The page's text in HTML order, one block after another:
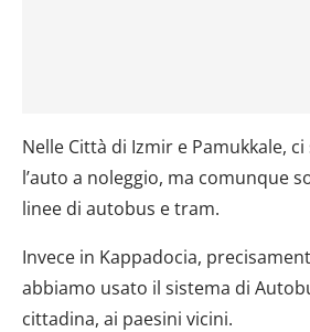
Nelle Città di Izmir e Pamukkale,
l’auto a noleggio, ma comunque
linee di autobus e tram.
Invece in Kappadocia,
abbiamo usato il sistema di
cittadina, ai paesini vicini.